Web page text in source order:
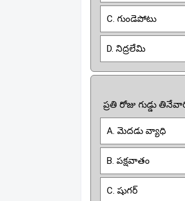
C. గుండెపోటు
D. నిద్రలేమి
ప్రతి రోజు గుడ్డు
A. మెదడు వ్యాధి
B. పక్షవాతం
C. షుగర్